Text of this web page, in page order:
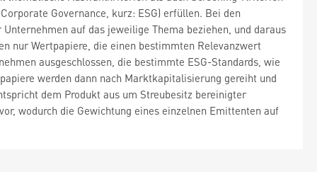
Governance, kurz: ESG) erfüllen. Bei den
auf das jeweilige Thema beziehen, und daraus
nur Wertpapiere, die einen bestimmten Relevanzwert
ausgeschlossen, die bestimmte ESG-Standards, wie
werden dann nach Marktkapitalisierung gereiht und
dem Produkt aus um Streubesitz bereinigter
wodurch die Gewichtung eines einzelnen Emittenten auf